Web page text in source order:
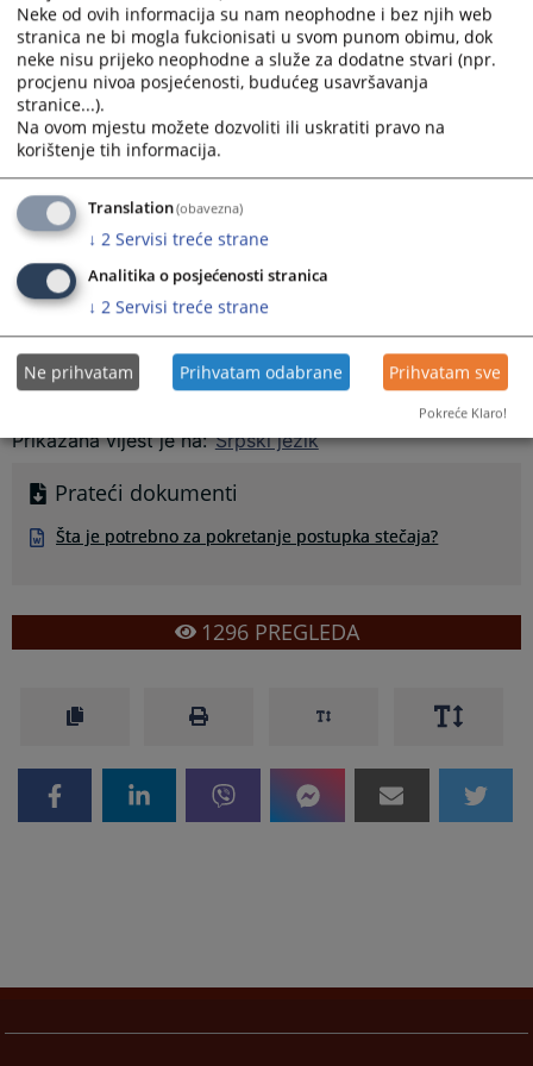
8. Dokaz o uplati takse za pokretanje postupka stečaja u iznosu
od100,00 KM, na žiro račun broj:562-099-00000556-87
REPUBLIČKI JAVNI PRIHODI – TAKSE, vrsta prihoda722211,
budžetska organizacija 1090001, opština 074.
NAPOMENA:Sve ove potrebne dokumente pokretač postupka
je dužan dostaviti udva primjerka
adresu: Okružni privredni sud u Prijedoru, Ul. Zanatska 20, ili
lično u pisarnici suda.
Uplata takse ne odnosi se na troškove vođenja postupka koji
se plaćaju na depozitni račun suda po rješenju sudije.
Prikazana vijest je na: Srpski jezik
Prateći dokumenti
Šta je potrebno za pokretanje postupka stečaja?
1296PREGLEDA
Neke od ovih informacija su nam neophodne i bez njih web
stranica ne bi mogla fukcionisati u svom punom obimu, dok
neke nisu prijeko neophodne a služe za dodatne stvari (npr.
procjenu nivoa posjećenosti, budućeg usavršavanja
stranice...).
Na ovom mjestu možete dozvoliti ili uskratiti pravo na
korištenje tih informacija.
Translation(obavezna)
↓ 2 Servisi treće strane
Analitika o posjećenosti stranica
↓ 2 Servisi treće strane
Ne prihvatam Prihvatam odabrane Prihvatam sve
Pokreće Klaro!